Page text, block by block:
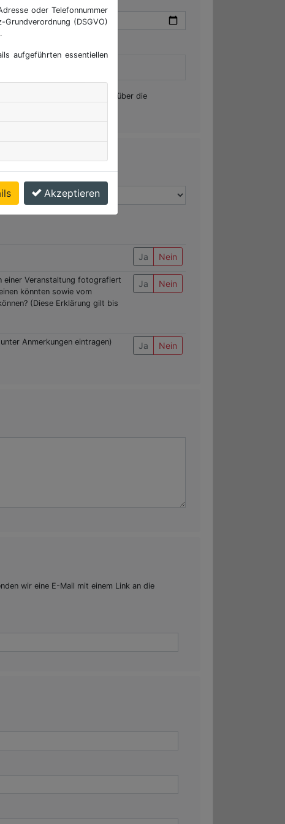
Änderung ist nachträglich nur über die
Ja Nein
einer Veranstaltung fotografiert
könnten sowie vom
(Diese Erklärung gilt bis
Ja Nein
Anmerkungen eintragen) Ja Nein
wir eine E-Mail mit einem Link an die
oder Telefonnummer
(DSGVO)
aufgeführten essentiellen
Akzeptieren